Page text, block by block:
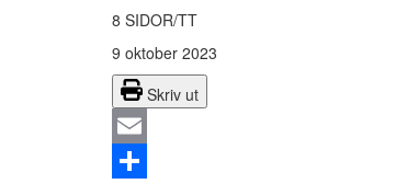
8 SIDOR/TT
9 oktober 2023
Skriv ut
Email